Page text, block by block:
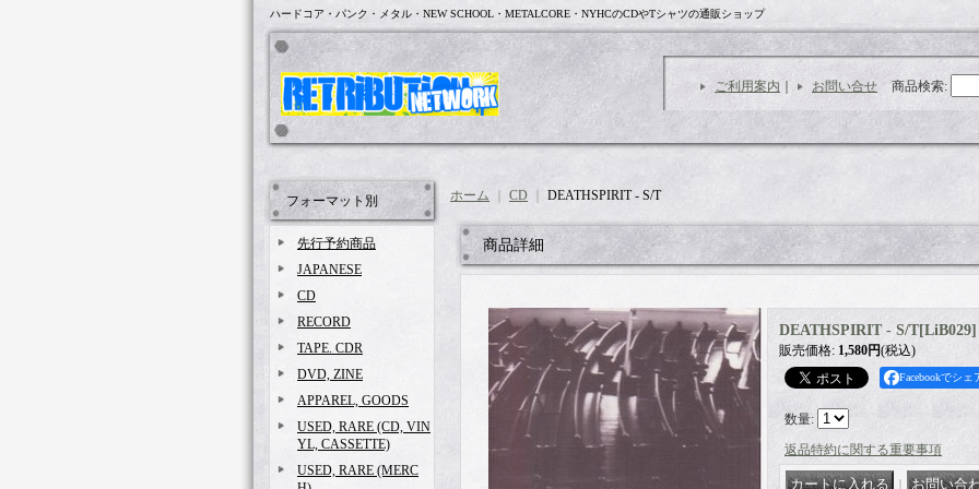
ハードコア・パンク・メタル・NEW SCHOOL・METALCORE・NYHCのCDやTシャツの通販ショップ
ご利用案内 お問い合せ 商品検索:
フォーマット別
先行予約商品
JAPANESE
CD
RECORD
TAPE. CDR
DVD, ZINE
APPAREL, GOODS
USED, RARE (CD, VIN
YL, CASSETTE)
USED, RARE (MERC
ホーム CD DEATHSPIRIT - S/T
商品詳細
DEATHSPIRIT - S/T[LiB029]
販売価格: 1,580円(税込)
Facebookでシェ
数量:
返品特約に関する重要事項